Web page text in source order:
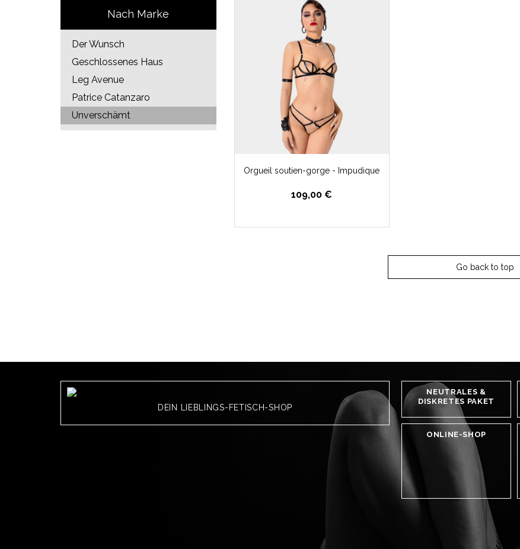
Nach Marke
Der Wunsch
Geschlossenes Haus
Leg Avenue
Patrice Catanzaro
Unverschämt
Orgueil soutien-gorge - Impudique
109,00 €
Go back to top
DEIN LIEBLINGS-FETISCH-SHOP
NEUTRALES &
DISKRETES PAKET
ONLINE-SHOP